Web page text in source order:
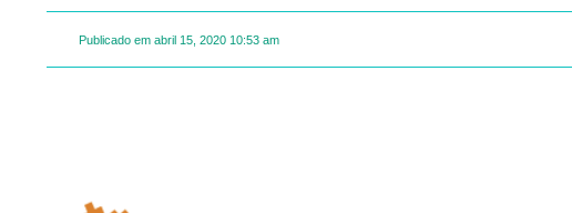
Publicado em abril 15, 2020 10:53 am